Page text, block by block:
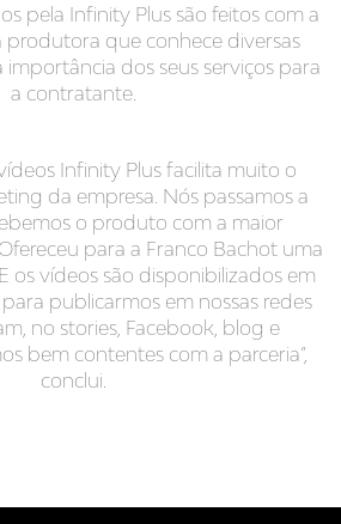
pela Infinity Plus são feitos com a
produtora que conhece diversas
importância dos seus serviços para
a contratante.
Infinity Plus facilita muito o
da empresa. Nós passamos a
o produto com a maior
para a Franco Bachot uma
os vídeos são disponibilizados em
publicarmos em nossas redes
no stories, Facebook, blog e
bem contentes com a parceria”,
conclui.